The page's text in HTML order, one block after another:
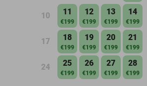
10 11
€199
12
€199
13
€199
14
€199
17 18
€199
19
€199
20
€199
21
€199
24 25
€199
26
€199
27
€199
28
€199